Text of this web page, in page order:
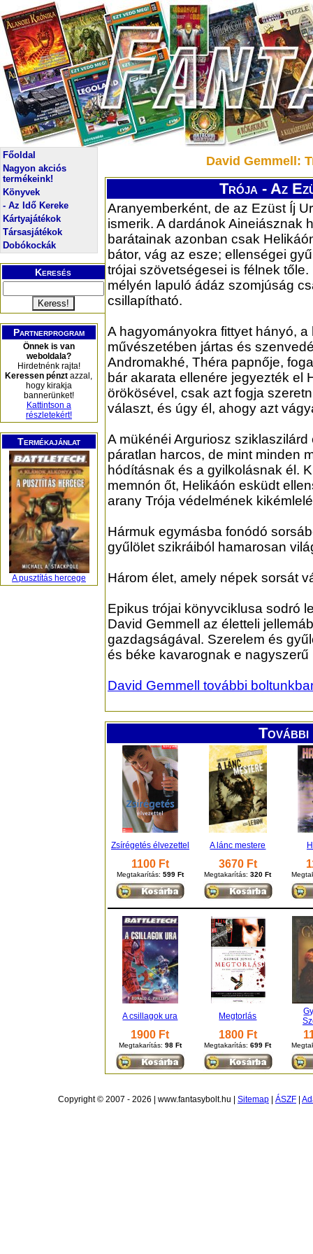
Főoldal
Nagyon akciós
termékeink!
Könyvek
- Az Idő Kereke
Kártyajátékok
Társasjátékok
Dobókockák
Keresés
Partnerprogram
Önnek is van
weboldala?
Hirdetnénk rajta!
Keressen pénzt azzal,
hogy kirakja
bannerünket!
Kattintson a
részletekért!
Termékajánlat
A pusztítás hercege
David Gemmell:
Trója - Az
Aranyemberként, de az Ezüst Íj
ismerik. A dardánok Aineiásznak
barátainak azonban csak
bátor, vág az esze; ellenségei
trójai szövetségesei is félnek tőle.
mélyén lapuló ádáz szomjúság
csillapítható.
A hagyományokra fittyet hányó, a
művészetében jártas és
Andromakhé, Théra papnője,
bár akarata ellenére jegyezték el
örökösével, csak azt fogja
választ, és úgy él, ahogy azt
A mükénéi Arguriosz sziklaszilárd
páratlan harcos, de mint minden
hódításnak és a gyilkolásnak él.
memnón őt, Helikáón esküdt
arany Trója védel­mének
Hármuk egymásba fonódó
gyűlölet szikráiból hamarosan
Három élet, amely népek sorsát
Epikus trójai könyvciklusa sodró
David Gemmell az életteli
gazdagságával. Szerelem és
és béke kavarognak e nagyszerű
David Gemmell további
Zsírégetés élvezettel A lánc mestere
1100 Ft
Megtakarítás: 599 Ft
3670 Ft
Megtakarítás:320 Ft
A csillagok ura Megtorlás
1900 Ft
Megtakarítás: 98 Ft
1800 Ft
Megtakarítás:699 Ft
Copyright © 2007 - 2026 | www.fantasybolt.hu | Sitemap ÁSZF